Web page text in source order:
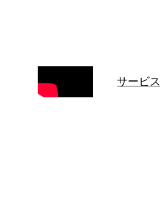
サービス